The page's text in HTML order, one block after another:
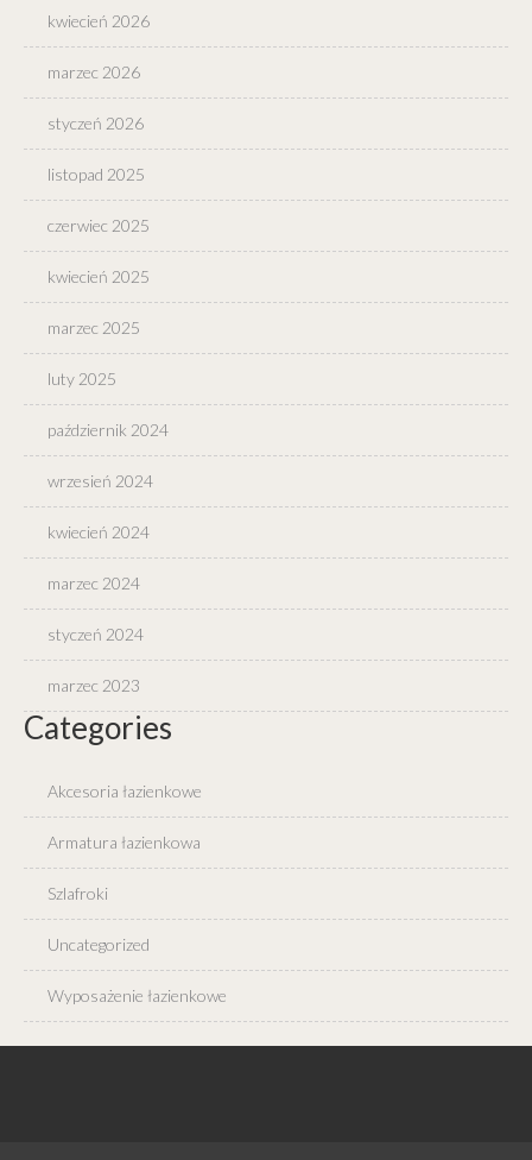
kwiecień 2026
marzec 2026
styczeń 2026
listopad 2025
czerwiec 2025
kwiecień 2025
marzec 2025
luty 2025
październik 2024
wrzesień 2024
kwiecień 2024
marzec 2024
styczeń 2024
marzec 2023
Categories
Akcesoria łazienkowe
Armatura łazienkowa
Szlafroki
Uncategorized
Wyposażenie łazienkowe